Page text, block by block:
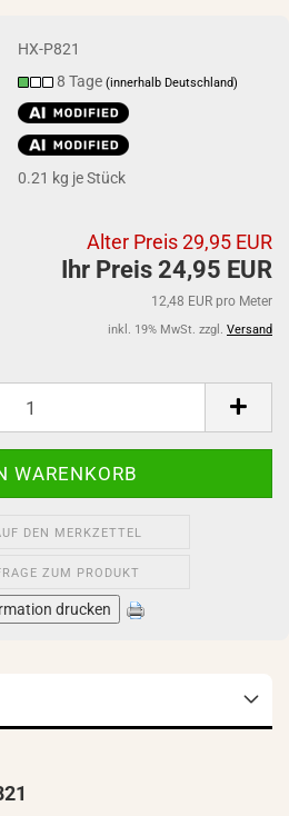
HX-P821
8 Tage(innerhalb Deutschland)
0.21 kg je Stück
Alter Preis 29,95 EUR
Ihr Preis 24,95 EUR
12,48 EUR pro Meter
inkl. 19% MwSt. zzgl. Versand
DEN MERKZETTEL
ZUM PRODUKT
drucken